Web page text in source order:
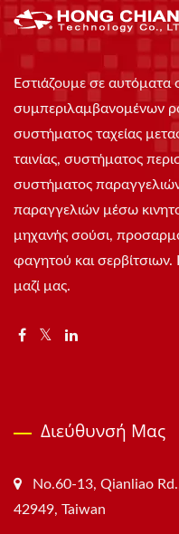
Εστιάζουμε σε αυτόματα
συμπεριλαμβανομένων
συστήματος ταχείας
ταινίας, συστήματος
συστήματος
παραγγελιών μέσω
μηχανής σούσι,
φαγητού και
μαζί μας.
Διεύθυνσή Μας
No.60-13, Qianliao
42949, Taiwan